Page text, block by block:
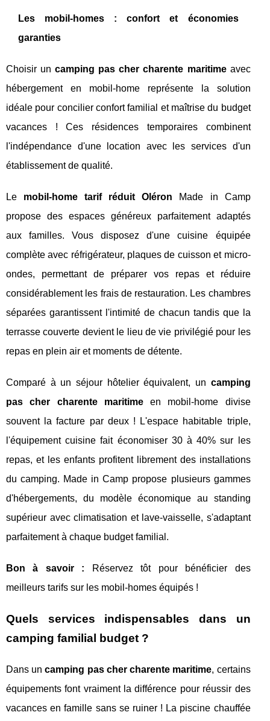
Les mobil-homes : confort et économies
garanties
Choisir uncamping pas cher charente maritimeavec
hébergement en mobil-home représente la solution
idéale pour concilier confort familial et maîtrise du budget
vacances ! Ces résidences temporaires combinent
l'indépendance d'une location avec les services d'un
établissement de qualité.
Le mobil-home tarif réduit Oléron Made in Camp
propose des espaces généreux parfaitement adaptés
aux familles. Vous disposez d'une cuisine équipée
complète avec réfrigérateur, plaques de cuisson et micro-
ondes, permettant de préparer vos repas et réduire
considérablement les frais de restauration. Les chambres
séparées garantissent l'intimité de chacun tandis que la
terrasse couverte devient le lieu de vie privilégié pour les
repas en plein air et moments de détente.
Comparé à un séjour hôtelier équivalent, un camping
pas cher charente maritimeen mobil-home divise
souvent la facture par deux ! L'espace habitable triple,
l'équipement cuisine fait économiser 30 à 40% sur les
repas, et les enfants profitent librement des installations
du camping. Made in Camp propose plusieurs gammes
d'hébergements, du modèle économique au standing
supérieur avec climatisation et lave-vaisselle, s'adaptant
parfaitement à chaque budget familial.
Bon à savoir : Réservez tôt pour bénéficier des
meilleurs tarifs sur les mobil-homes équipés !
Quels services indispensables dans un
camping familial budget ?
Dans uncamping pas cher charente maritime, certains
équipements font vraiment la différence pour réussir des
vacances en famille sans se ruiner ! La piscine chauffée